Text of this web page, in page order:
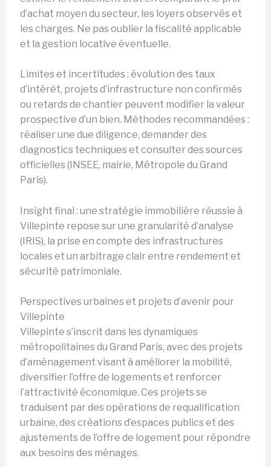
d’achat moyen du secteur, les loyers observés et
les charges. Ne pas oublier la fiscalité applicable
et la gestion locative éventuelle.
Limites et incertitudes : évolution des taux
d’intérêt, projets d’infrastructure non confirmés
ou retards de chantier peuvent modifier la valeur
prospective d’un bien. Méthodes recommandées :
réaliser une due diligence, demander des
diagnostics techniques et consulter des sources
officielles (INSEE, mairie, Métropole du Grand
Paris).
Insight final : une stratégie immobilière réussie à
Villepinte repose sur une granularité d’analyse
(IRIS), la prise en compte des infrastructures
locales et un arbitrage clair entre rendement et
sécurité patrimoniale.
Perspectives urbaines et projets d’avenir pour
Villepinte
Villepinte s’inscrit dans les dynamiques
métropolitaines du Grand Paris, avec des projets
d’aménagement visant à améliorer la mobilité,
diversifier l’offre de logements et renforcer
l’attractivité économique. Ces projets se
traduisent par des opérations de requalification
urbaine, des créations d’espaces publics et des
ajustements de l’offre de logement pour répondre
aux besoins des ménages.